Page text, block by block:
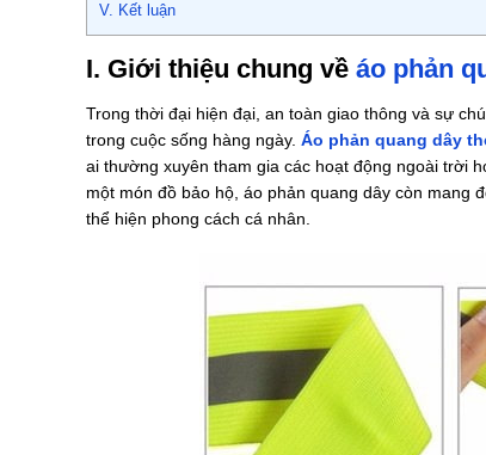
V. Kết luận
I. Giới thiệu chung về áo phản
Trong thời đại hiện đại, an toàn giao thông và sự
trong cuộc sống hàng ngày. Áo phản quang dây
ai thường xuyên tham gia các hoạt động ngoài trời
một món đồ bảo hộ, áo phản quang dây còn mang
thể hiện phong cách cá nhân.